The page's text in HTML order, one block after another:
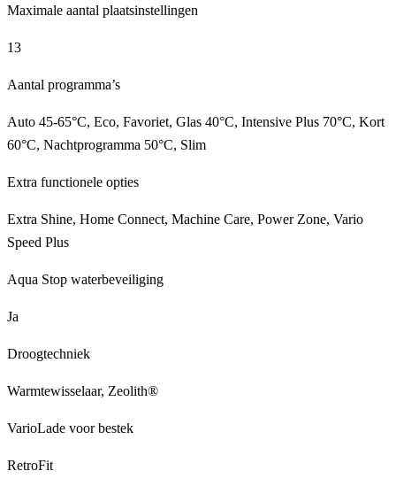
Maximale aantal plaatsinstellingen
13
Aantal programma’s
Auto 45-65°C, Eco, Favoriet, Glas 40°C, Intensive Plus 70°C, Kort
60°C, Nachtprogramma 50°C, Slim
Extra functionele opties
Extra Shine, Home Connect, Machine Care, Power Zone, Vario
Speed Plus
Aqua Stop waterbeveiliging
Ja
Droogtechniek
Warmtewisselaar, Zeolith®
VarioLade voor bestek
RetroFit